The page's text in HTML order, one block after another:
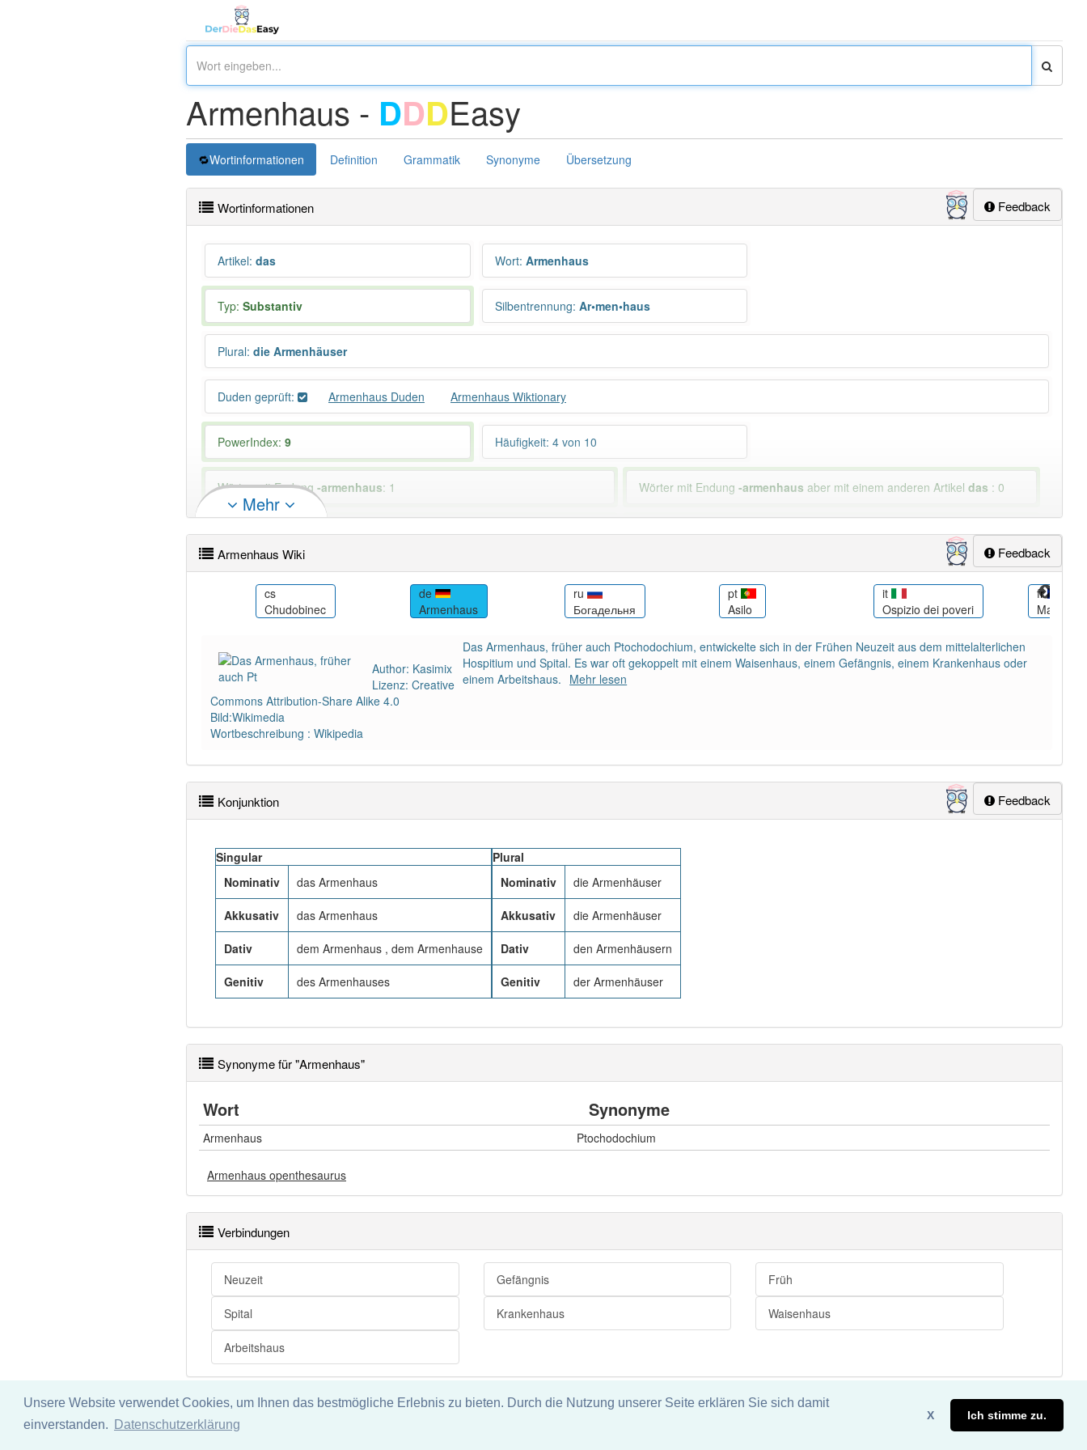
Unsere Website verwendet Cookies, um Ihnen das bestmögliche Erlebnis zu bieten. Durch die Nutzung unserer Seite erklären Sie sich damit
einverstanden.
Datenschutzerklärung
X Ich stimme zu.
Armenhaus - DDDEasy
Wortinformationen Definition Grammatik Synonyme Übersetzung
Feedback
Wortinformationen
Artikel: das Wort: Armenhaus
Typ: Substantiv Silbentrennung: Ar•men•haus
Plural: die Armenhäuser
Duden geprüft: Armenhaus Duden Armenhaus Wiktionary
PowerIndex: 9 Häufigkeit: 4 von 10
Wörter mit Endung -armenhaus: 1 Wörter mit Endung-armenhaus aber mit einem anderen Artikeldas : 0
Das Wort wird häufig verwendet im Bereich früher 88% unserer Spielapp-Nutzer haben den Artikel korrekt erraten.
Mehr
Feedback
Armenhaus Wiki
cs
Chudobinec
de
Armenhaus
ru
Богадельня
pt
Asilo
it
Ospizio dei poveri
fr
Maison-
Author: Kasimix
Lizenz: Creative
Commons Attribution-Share Alike 4.0
Bild:Wikimedia
Wortbeschreibung : Wikipedia
Das Armenhaus, früher auch Ptochodochium, entwickelte sich in der Frühen Neuzeit aus dem mittelalterlichen
Hospitium und Spital. Es war oft gekoppelt mit einem Waisenhaus, einem Gefängnis, einem Krankenhaus oder
einem Arbeitshaus. Mehr lesen
Feedback
Konjunktion
Singular
Nominativ
das Armenhaus
Akkusativ das Armenhaus
Dativ dem Armenhaus , dem Armenhause
Genitiv des Armenhauses
Plural
Nominativ
die Armenhäuser
Akkusativ die Armenhäuser
Dativ den Armenhäusern
Genitiv der Armenhäuser
Synonyme für "Armenhaus"
Wort Synonyme
Armenhaus Ptochodochium
Armenhaus openthesaurus
Verbindungen
Neuzeit Gefängnis Früh
Spital Krankenhaus Waisenhaus
Arbeitshaus
Impressum
Wir übernehmen keine Garantie und keine Haftung für die Richtigkeit und Vollständigkeit dieser Seite. DDDEasy 2024